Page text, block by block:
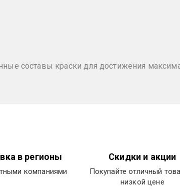
составы краски для достижения
в регионы
компаниями
Скидки и акции
Покупайте отличный
низкой цене